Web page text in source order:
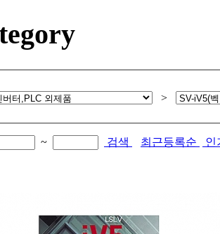
>
~ 검색 최근등록순 인